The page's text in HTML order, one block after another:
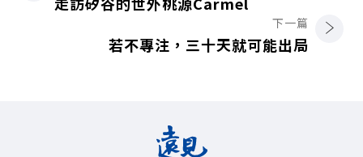
下一篇
若不專注，三十天就可能出局